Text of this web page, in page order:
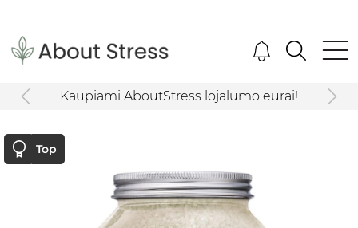
Kaupiami AboutStress lojalumo eurai!
Top